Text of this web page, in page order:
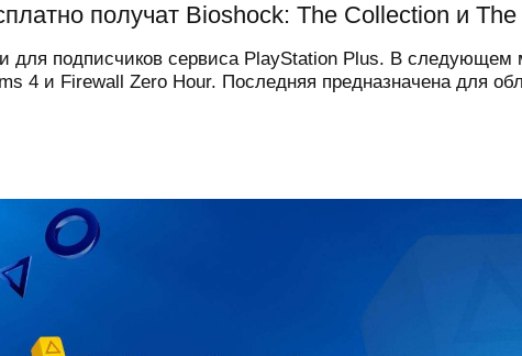
получат Bioshock: The Collection и
для подписчиков сервиса PlayStation Plus. В следующем
4 и Firewall Zero Hour. Последняя предназначена для